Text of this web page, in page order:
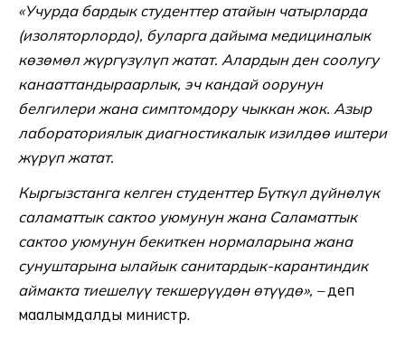
«Учурда бардык студенттер атайын чатырларда
(изоляторлордо), буларга дайыма медициналык
көзөмөл жүргүзүлүп жатат. Алардын ден соолугу
канааттандыраарлык, эч кандай оорунун
белгилери жана симптомдору чыккан жок. Азыр
лабораториялык диагностикалык изилдөө иштери
жүрүп жатат.
Кыргызстанга келген студенттер Бүткүл дүйнөлүк
саламаттык сактоо уюмунун жана Саламаттык
сактоо уюмунун бекиткен нормаларына жана
сунуштарына ылайык санитардык-карантиндик
аймакта тиешелүү текшерүүдөн өтүүдө», –деп
маалымдалды министр.